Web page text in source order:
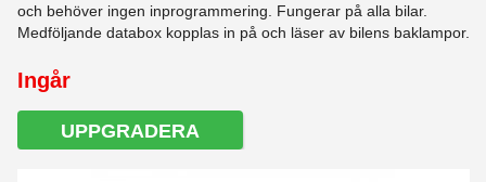
och behöver ingen inprogrammering. Fungerar på alla bilar.
Medföljande databox kopplas in på och läser av bilens baklampor.
Ingår
UPPGRADERA